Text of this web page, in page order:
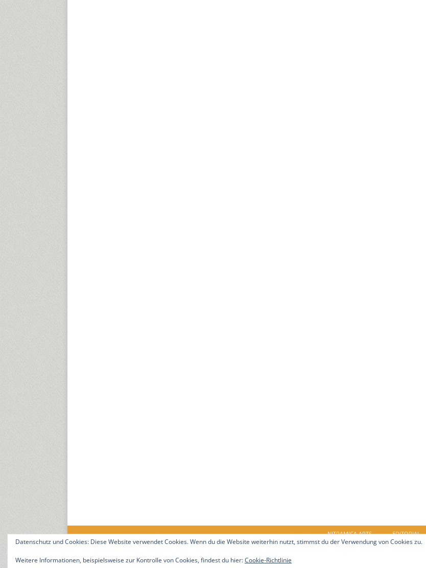
NITRAMICA ARTS EDITORIAL
Datenschutz und Cookies: Diese Website verwendet Cookies. Wenn du die Website weiterhin nutzt, stimmst du der Verwendung von Cookies zu.
Weitere Informationen, beispielsweise zur Kontrolle von Cookies, findest du hier:Cookie-Richtlinie